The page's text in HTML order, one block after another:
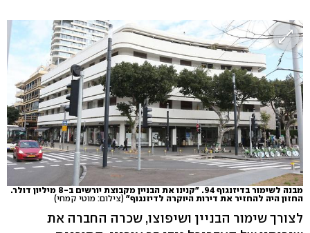
מבנה לשימור בדיזנגוף 94. "קנינו את הבניין מקבוצת יורשים ב-8 מיליון דולר.
החזון היה להחזיר את דירות היוקרה לדיזנגוף" (צילום: מוטי קמחי)
לצורך שימור הבניין ושיפוצו, שכרה החברה את